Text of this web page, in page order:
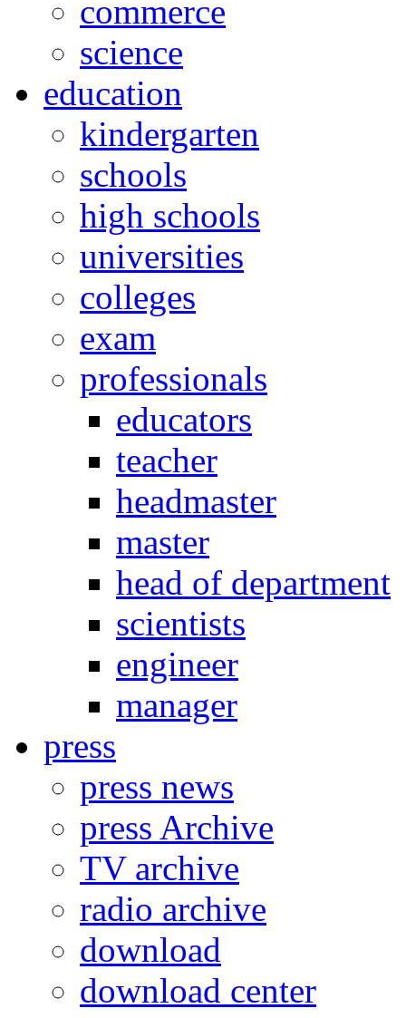
commerce
science
education
kindergarten
schools
high schools
universities
colleges
exam
professionals
educators
teacher
headmaster
master
head of department
scientists
engineer
manager
press
press news
press Archive
TV archive
radio archive
download
download center